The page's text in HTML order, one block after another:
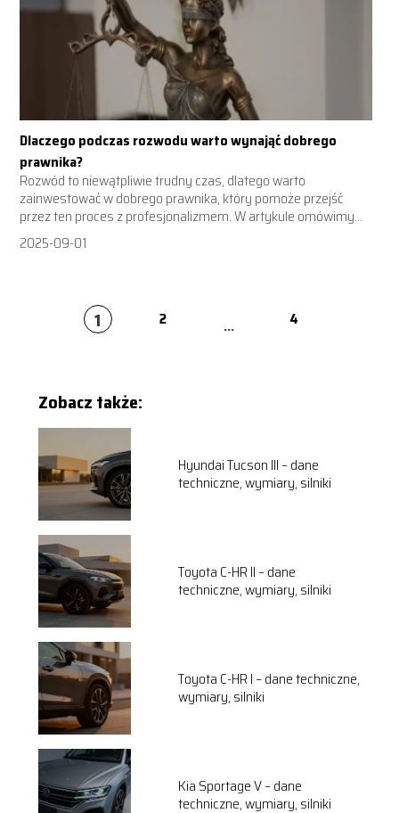
Dlaczego podczas rozwodu warto wynająć dobrego
prawnika?
Rozwód to niewątpliwie trudny czas, dlatego warto
zainwestować w dobrego prawnika, który pomoże przejść
przez ten proces z profesjonalizmem. W artykule omówimy...
2025-09-01
1 2 ... 4
Zobacz także:
Hyundai Tucson III – dane
techniczne, wymiary, silniki
Toyota C-HR II – dane
techniczne, wymiary, silniki
Toyota C-HR I – dane techniczne,
wymiary, silniki
Kia Sportage V – dane
techniczne, wymiary, silniki